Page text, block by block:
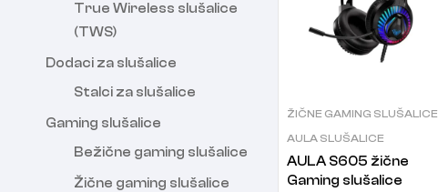
True Wireless slušalice
(TWS)
Dodaci za slušalice
Stalci za slušalice
Gaming slušalice
Bežične gaming slušalice
Žične gaming slušalice
ŽIČNE GAMING SLUŠALICE
AULA SLUŠALICE
AULA S605 žične
Gaming slušalice